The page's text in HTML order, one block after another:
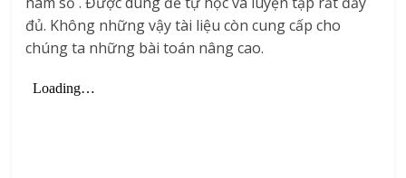
đủ. Không những vậy tài liệu còn cung cấp cho
chúng ta những bài toán nâng cao.